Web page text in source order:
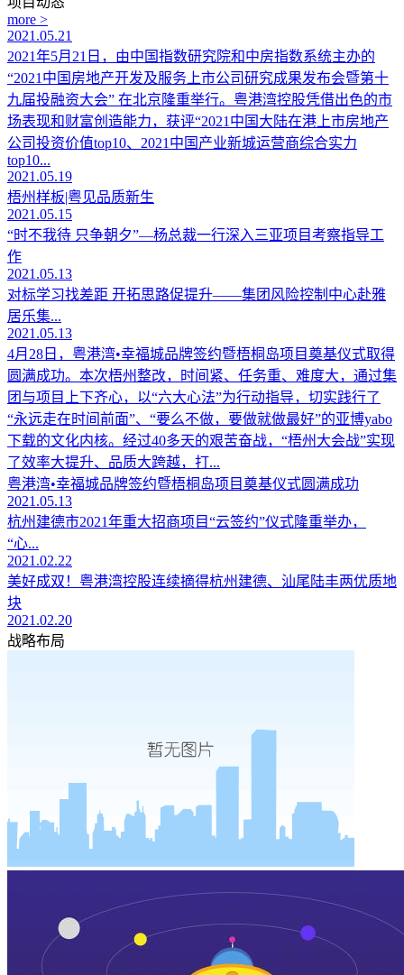
more >
2021.05.21
2021年5月21日，由中国指数研究院和中房指数系统主办的
“2021中国房地产开发及服务上市公司研究成果发布会暨第十
九届投融资大会” 在北京隆重举行。粤港湾控股凭借出色的市
场表现和财富创造能力，获评“2021中国大陆在港上市房地产
公司投资价值top10、2021中国产业新城运营商综合实力
top10...
2021.05.19
梧州样板|粤见品质新生
2021.05.15
“时不我待 只争朝夕”—杨总裁一行深入三亚项目考察指导工
作
2021.05.13
对标学习找差距 开拓思路促提升——集团风险控制中心赴雅
居乐集...
2021.05.13
4月28日，粤港湾•幸福城品牌签约暨梧桐岛项目奠基仪式取得
圆满成功。本次梧州整改，时间紧、任务重、难度大，通过集
团与项目上下齐心，以“六大心法”为行动指导，切实践行了
“永远走在时间前面”、“要么不做，要做就做最好”的亚博yabo
下载的文化内核。经过40多天的艰苦奋战，“梧州大会战”实现
了效率大提升、品质大跨越，打...
粤港湾•幸福城品牌签约暨梧桐岛项目奠基仪式圆满成功
2021.05.13
杭州建德市2021年重大招商项目“云签约”仪式隆重举办，
“心...
2021.02.22
美好成双！粤港湾控股连续摘得杭州建德、汕尾陆丰两优质地
块
2021.02.20
战略布局